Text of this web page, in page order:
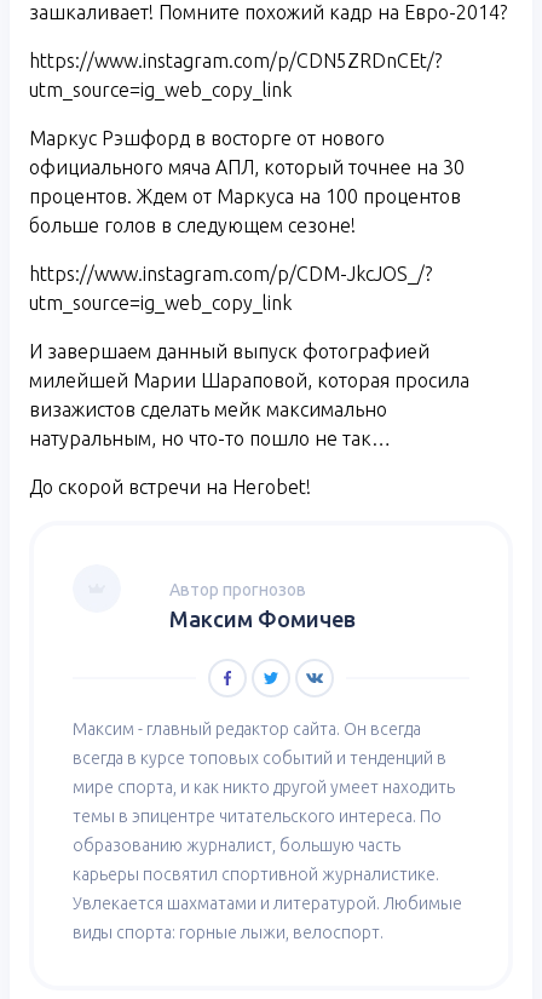
зашкаливает! Помните похожий кадр на Евро-2014?
https://www.instagram.com/p/CDN5ZRDnCEt/?
utm_source=ig_web_copy_link
Маркус Рэшфорд в восторге от нового
официального мяча АПЛ, который точнее на 30
процентов. Ждем от Маркуса на 100 процентов
больше голов в следующем сезоне!
https://www.instagram.com/p/CDM-JkcJOS_/?
utm_source=ig_web_copy_link
И завершаем данный выпуск фотографией
милейшей Марии Шараповой, которая просила
визажистов сделать мейк максимально
натуральным, но что-то пошло не так…
До скорой встречи на Herobet!
Автор прогнозов
Максим Фомичев
Максим - главный редактор сайта. Он всегда
всегда в курсе топовых событий и тенденций в
мире спорта, и как никто другой умеет находить
темы в эпицентре читательского интереса. По
образованию журналист, большую часть
карьеры посвятил спортивной журналистике.
Увлекается шахматами и литературой. Любимые
виды спорта: горные лыжи, велоспорт.